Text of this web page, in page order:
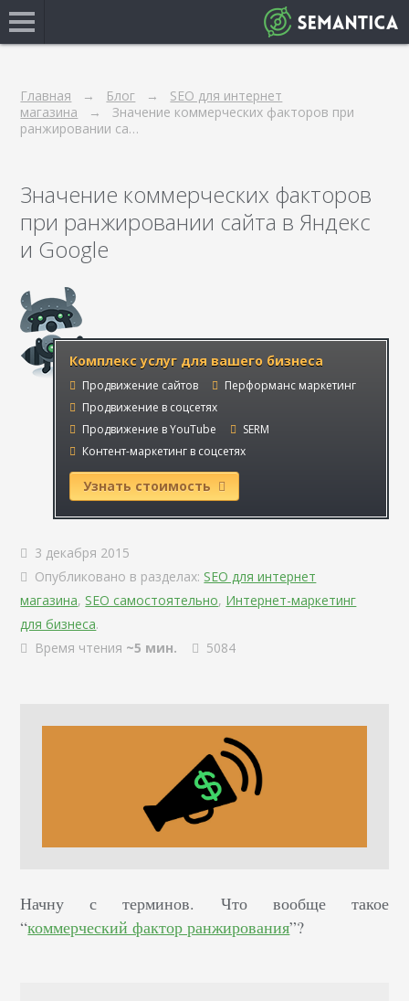
Главная Блог
SEO для интернет
магазина
Значение коммерческих факторов при
ранжировании са…
Значение коммерческих факторов
при ранжировании сайта в Яндекс
и Google
Комплекс услуг для вашего бизнеса
Продвижение сайтов
Перформанс маркетинг
Продвижение в соцсетях
Продвижение в YouTube
SERM
Контент-маркетинг в соцсетях
Узнать стоимость
3 декабря 2015
Опубликовано в разделах: SEO для интернет
магазина, SEO самостоятельно, Интернет-маркетинг
для бизнеса.
Время чтения ~5 мин. 5084
Начну с терминов. Что вообще такое
“коммерческий фактор ранжирования”?